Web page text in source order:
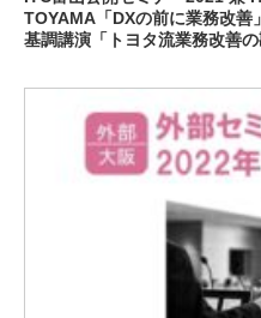
TOYAMA「DXの前に業務改善」
基調講演「トヨタ流業務改善